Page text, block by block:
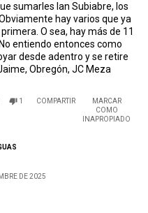
sumarles Ian Subiabre, los
hay varios que ya
O sea, hay más de 11
entiendo entonces como
desde adentro y se retire
Obregón, JC Meza
1 COMPARTIR
MARCAR
COMO
INAPROPIADO
DE 2025